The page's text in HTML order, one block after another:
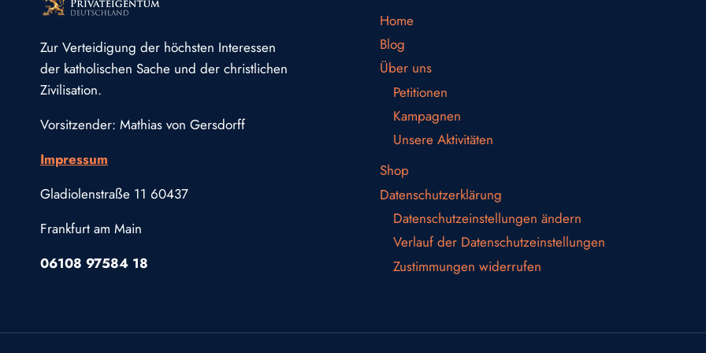
Zur Verteidigung der höchsten Interessen
der katholischen Sache und der christlichen
Zivilisation.
Vorsitzender: Mathias von Gersdorff
Impressum
Gladiolenstraße 11 60437
Frankfurt am Main
06108 97584 18
Home
Blog
Über uns
Petitionen
Kampagnen
Unsere Aktivitäten
Shop
Datenschutzerklärung
Datenschutzeinstellungen ändern
Verlauf der Datenschutzeinstellungen
Zustimmungen widerrufen